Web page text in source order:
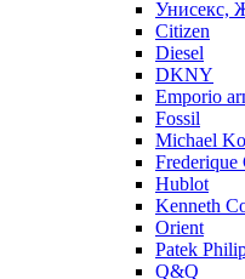
Унисекс,
Citizen
Diesel
DKNY
Emporio
Fossil
Michael
Frederique
Hublot
Kenneth
Orient
Patek
Q&Q